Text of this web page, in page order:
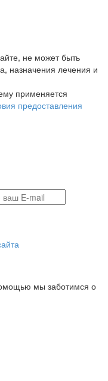
не может быть
назначения лечения и
применяется
предоставления
мы заботимся о